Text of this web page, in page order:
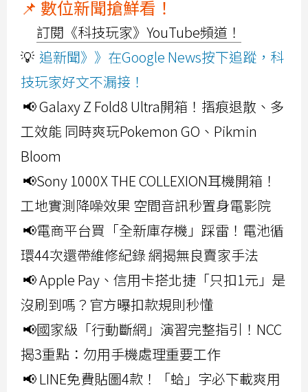
📌 數位新聞搶鮮看！
訂閱《科技玩家》YouTube頻道！
💡 追新聞》》在Google News按下追蹤，科
技玩家好文不漏接！
📢 Galaxy Z Fold8 Ultra開箱！摺痕退散、多
工效能 同時爽玩Pokemon GO、Pikmin
Bloom
📢Sony 1000X THE COLLEXION耳機開箱！
工地實測降噪效果 空間音訊秒置身電影院
📢電商平台買「全新庫存機」踩雷！電池循
環44次還帶維修紀錄 網揭無良賣家手法
📢 Apple Pay、信用卡搭北捷「只扣1元」是
沒刷到嗎？官方曝扣款規則秒懂
📢國家級「行動斷網」演習完整指引！NCC
揭3重點：勿用手機處理重要工作
📢 LINE免費貼圖4款！「蛤」字必下載爽用